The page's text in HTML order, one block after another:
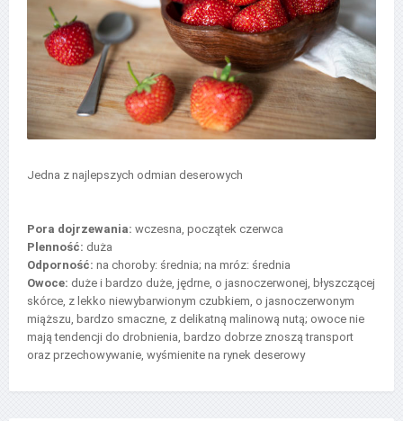
Jedna z najlepszych odmian deserowych
Pora dojrzewania: wczesna, początek czerwca
Plenność: duża
Odporność: na choroby: średnia; na mróz: średnia
Owoce: duże i bardzo duże, jędrne, o jasnoczerwonej, błyszczącej
skórce, z lekko niewybarwionym czubkiem, o jasnoczerwonym
miąższu, bardzo smaczne, z delikatną malinową nutą; owoce nie
mają tendencji do drobnienia, bardzo dobrze znoszą transport
oraz przechowywanie, wyśmienite na rynek deserowy